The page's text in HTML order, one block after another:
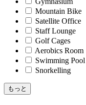
Mountain Bike
Satellite Office
Staff Lounge
Golf Cages
Aerobics Room
Swimming Pool
Snorkelling
もっと